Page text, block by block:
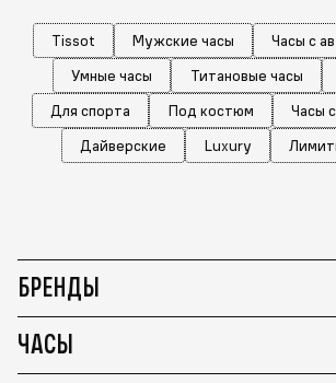
Tissot Мужские часы
Часы с
Умные часы
Титановые часы
Для спорта
Под костюм
Часы
Дайверские
Luxury
БРЕНДЫ
ЧАСЫ